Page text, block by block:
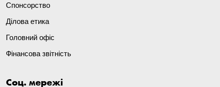
Спонсорство
Ділова етика
Головний офіс
Фінансова звітність
Соц. мережі